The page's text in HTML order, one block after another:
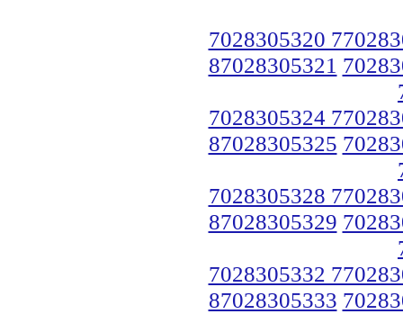
7028305320
87028305321
7028305324
87028305325
7028305328
87028305329
7028305332
87028305333